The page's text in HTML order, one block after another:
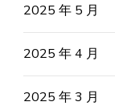
2025 年 5 月
2025 年 4 月
2025 年 3 月